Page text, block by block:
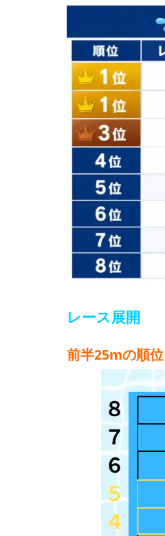
レース展開
前半25mの順位